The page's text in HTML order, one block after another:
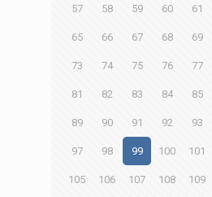
57 58 59 60 61
65 66 67 68 69
73 74 75 76 77
81 82 83 84 85
89 90 91 92 93
97 98 99 100 101
105 106 107 108 109